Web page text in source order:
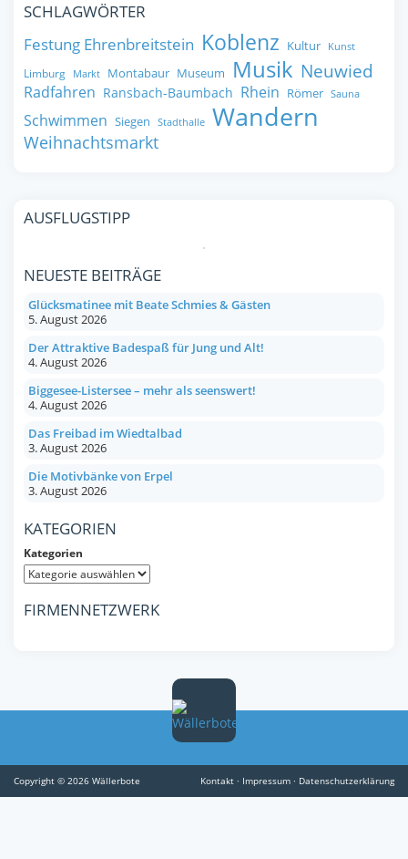
SCHLAGWÖRTER
Festung Ehrenbreitstein Koblenz Kultur Kunst
Limburg Markt Montabaur Museum Musik Neuwied
Radfahren Ransbach-Baumbach Rhein Römer Sauna
Schwimmen Siegen Stadthalle Wandern
Weihnachtsmarkt
AUSFLUGSTIPP
NEUESTE BEITRÄGE
Glücksmatinee mit Beate Schmies & Gästen
5. August 2026
Der Attraktive Badespaß für Jung und Alt!
4. August 2026
Biggesee-Listersee – mehr als seenswert!
4. August 2026
Das Freibad im Wiedtalbad
3. August 2026
Die Motivbänke von Erpel
3. August 2026
KATEGORIEN
Kategorien
FIRMENNETZWERK
Copyright © 2026 Wällerbote Kontakt · Impressum · Datenschutzerklärung